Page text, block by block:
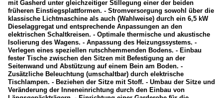
mit Gasherd unter gleichzeitiger Stillegung einer der beiden
früheren Einstiegsplattformen. - Stromversorgung sowohl über die
klassische Lichtmaschine als auch (Wahlweise) durch ein 6,5 kW
Dieselaggregat und entsprechende Anpassungen an den
elektrischen Schaltkreisen. - Optimale thermische und akustische
Isolierung des Wagens. - Anpassung des Heizungssystems. -
Verlegen eines speziellen rutschhemmenden Bodens. - Einbau
fester Tische zwischen den Sitzen mit Befestigung an der
Seitenwand und Abstützung auf einem Bein am Boden. -
Zusätzliche Beleuchtung (umschaltbar) durch elektrische
Tischlampen. - Beziehen der Sitze mit Stoff. - Umbau der Sitze und
Veränderung der Inneneinrichtung durch den Einbau von